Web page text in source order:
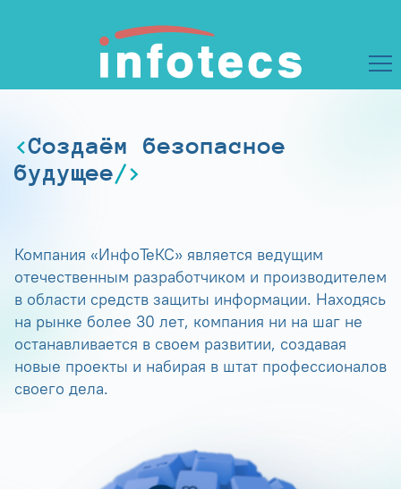
Создаём безопасное
будущее
Компания «ИнфоТеКС» является ведущим
отечественным разработчиком и производителем
в области средств защиты информации. Находясь
на рынке более 30 лет, компания ни на шаг не
останавливается в своем развитии, создавая
новые проекты и набирая в штат профессионалов
своего дела.